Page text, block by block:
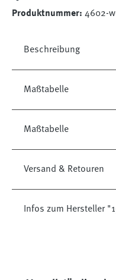
Produktnummer: 4602-
Beschreibung
Maßtabelle
Maßtabelle
Versand & Retouren
Infos zum Hersteller